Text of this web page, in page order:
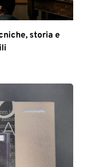
storia e